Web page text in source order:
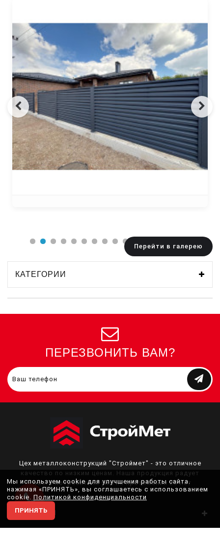
Перейти в галерею
КАТЕГОРИИ
ПЕРЕЗВОНИТЬ ВАМ?
Цех металлоконструкций "Строймет" - это отличное
качество по низким ценам. Наша продукция радует
своего потребителя уже на протяжении 20 лет
КАТЕГОРИИ
Мы используем cookie для улучшения работы сайта.
нажимая «ПРИНЯТЬ», вы соглашаетесь с использованием
cookie. Политикой конфиденциальности
ПРИНЯТЬ